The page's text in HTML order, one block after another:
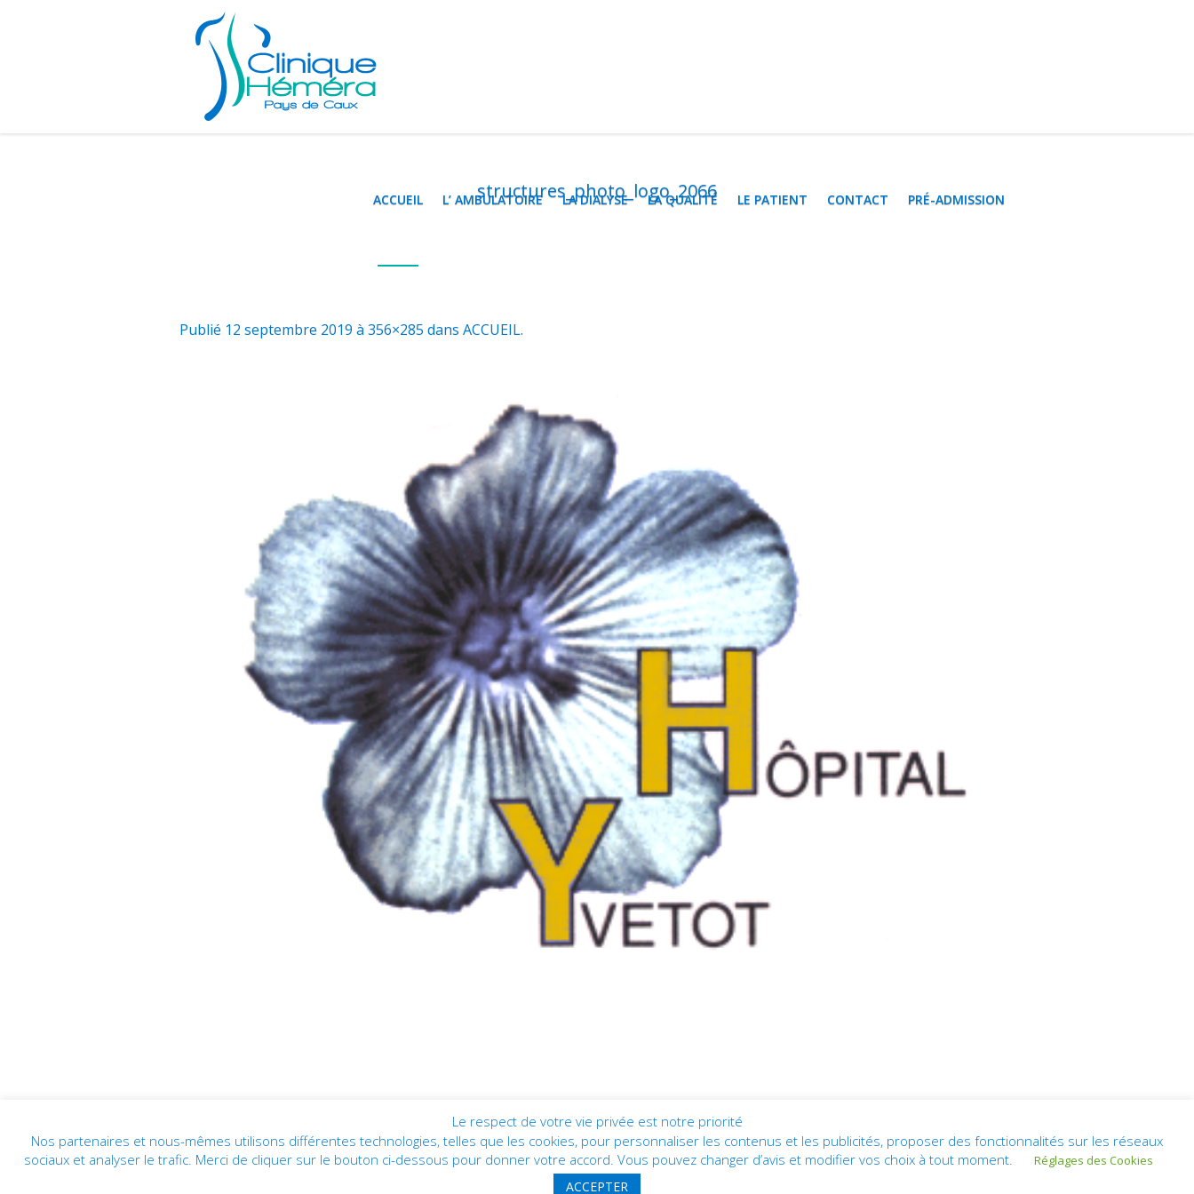
ACCUEIL L’ AMBULATOIRE LA DIALYSE LA QUALITÉ LE PATIENT CONTACT PRÉ-ADMISSION
structures_photo_logo_2066
Publié 12 septembre 2019 à 356×285 dans ACCUEIL.
CLINIQUE HÉMÉRA © 2019 | Tous droits réservés | Réalisation : PIXELAB
Le respect de votre vie privée est notre priorité
Nos partenaires et nous-mêmes utilisons différentes technologies, telles que les cookies, pour personnaliser les contenus et les publicités, proposer des fonctionnalités sur les réseaux
sociaux et analyser le trafic. Merci de cliquer sur le bouton ci-dessous pour donner votre accord. Vous pouvez changer d’avis et modifier vos choix à tout moment.
Réglages des Cookies
ACCEPTER